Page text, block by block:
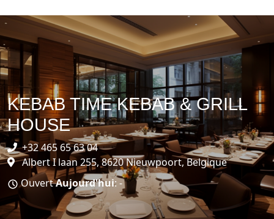
KEBAB TIME KEBAB & GRILL
HOUSE
+32 465 65 63 04
Albert I laan 255, 8620 Nieuwpoort, Belgique
OuvertAujourd'hui: -